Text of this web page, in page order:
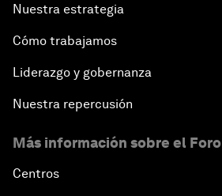
Nuestra estrategia
Cómo trabajamos
Liderazgo y gobernanza
Nuestra repercusión
Más información sobre el Foro
Centros